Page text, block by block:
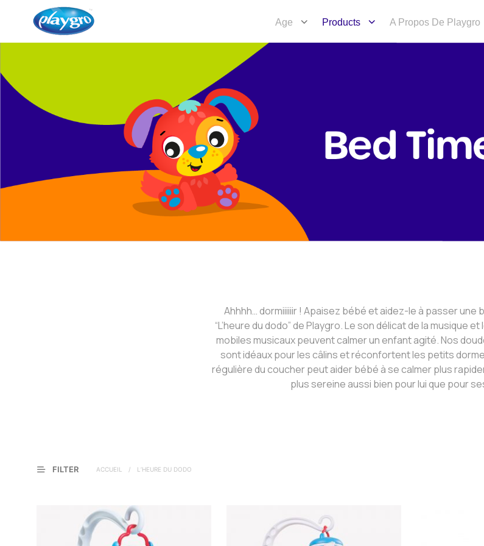
Age Products A Propos De Playgro
Ahhhh… dormiiiiiir ! Apaisez bébé et aidez-le à passer une
“L’heure du dodo” de Playgro. Le son délicat de la musique
mobiles musicaux peuvent calmer un enfant agité. Nos
sont idéaux pour les câlins et réconfortent les petits
régulière du coucher peut aider bébé à se calmer plus
plus sereine aussi bien pour lui que pour
FILTER ACCUEIL / L’HEURE DU DODO